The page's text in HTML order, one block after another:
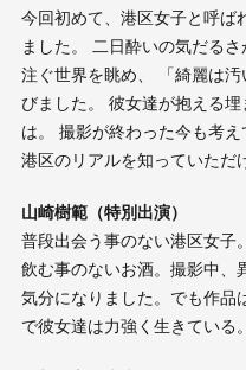
今回初めて、港区女子と呼ば
ました。 二日酔いの気だる
注ぐ世界を眺め、 「綺麗は
びました。 彼女達が抱える
は。 撮影が終わった今も考え
港区のリアルを知っていただ
山崎樹範（特別出演）
普段出会う事のない港区女子
飲む事のないお酒。撮影中、
気分になりました。でも作品
で彼女達は力強く生きている